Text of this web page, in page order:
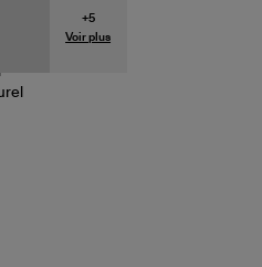
+5
Voir plus